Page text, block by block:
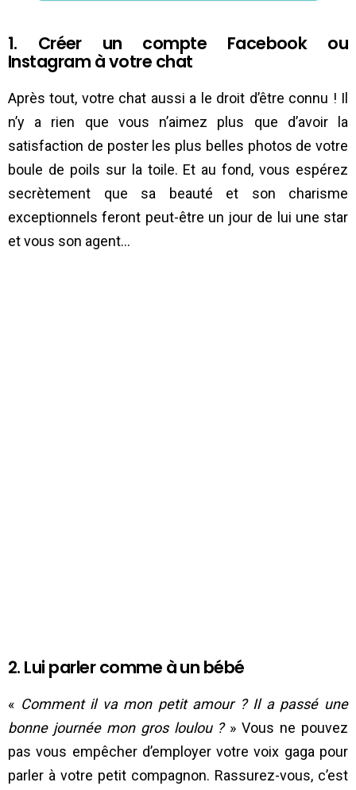
1. Créer un compte Facebook ou
Instagram à votre chat
Après tout, votre chat aussi a le droit d’être connu ! Il
n’y a rien que vous n’aimez plus que d’avoir la
satisfaction de poster les plus belles photos de votre
boule de poils sur la toile. Et au fond, vous espérez
secrètement que sa beauté et son charisme
exceptionnels feront peut-être un jour de lui une star
et vous son agent…
2. Lui parler comme à un bébé
« Comment il va mon petit amour ? Il a passé une
bonne journée mon gros loulou ?» Vous ne pouvez
pas vous empêcher d’employer votre voix gaga pour
parler à votre petit compagnon. Rassurez-vous, c’est